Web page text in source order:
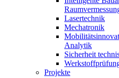
Lasertechnik
Mechatronik
Analytik
Sicherheit
Projekte